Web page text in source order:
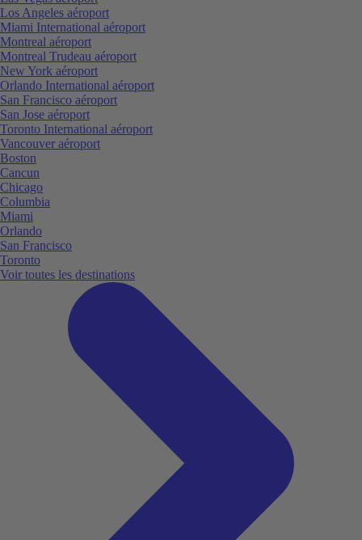
Los Angeles aéroport
Miami International aéroport
Montreal aéroport
Montreal Trudeau aéroport
New York aéroport
Orlando International aéroport
San Francisco aéroport
San Jose aéroport
Toronto International aéroport
Vancouver aéroport
Boston
Cancun
Chicago
Columbia
Miami
Orlando
San Francisco
Toronto
Voir toutes les destinations